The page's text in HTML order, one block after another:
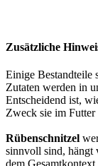
Zusätzliche
Einige Bestandteile
Zutaten werden in
Entscheidend ist,
Zweck sie im Futter
Rübenschnitzel
sinnvoll sind, hängt